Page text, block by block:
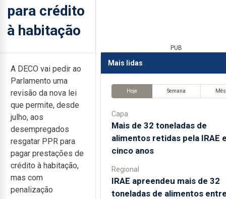
para crédito
à habitação
A DECO vai pedir ao
Parlamento uma
revisão da nova lei
que permite, desde
julho, aos
desempregados
resgatar PPR para
pagar prestações de
crédito à habitação,
mas com
penalização
PUB
Mais lidas
Hoje Semana Mês
Capa
Mais de 32 toneladas de
alimentos retidas pela IRAE
cinco anos
Regional
IRAE apreendeu mais de 32
toneladas de alimentos